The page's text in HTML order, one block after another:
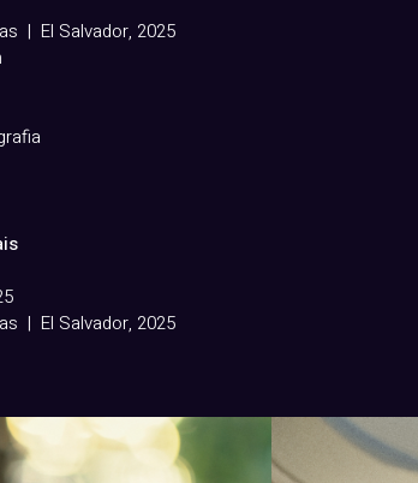
| El Salvador, 2025
| El Salvador, 2025